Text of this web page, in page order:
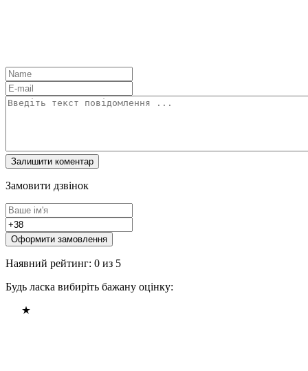
Замовити дзвінок
Оформити замовлення
Наявний рейтинг: 0 из 5
Будь ласка вибиріть бажану оцінку: